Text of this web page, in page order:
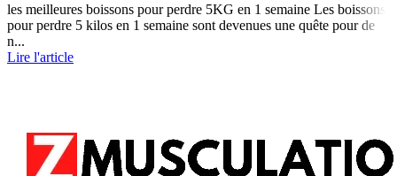
les meilleures boissons pour perdre 5KG en 1 semaine Les boissons
pour perdre 5 kilos en 1 semaine sont devenues une quête pour de
n...
Lire l'article